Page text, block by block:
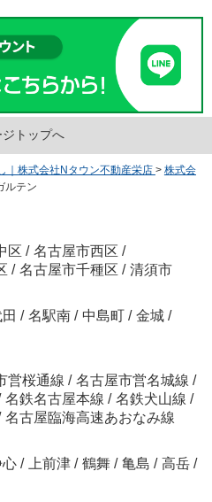
ジトップへ
｜株式会社Nタウン不動産栄店 > 株式会
ルテン
区 / 名古屋市西区 /
/ 名古屋市千種区 / 清須市
/ 名駅南 / 中島町 / 金城 /
営桜通線 / 名古屋市営名城線 /
名鉄名古屋本線 / 名鉄犬山線 /
名古屋臨海高速あおなみ線
心 / 上前津 / 鶴舞 / 亀島 / 高岳 /